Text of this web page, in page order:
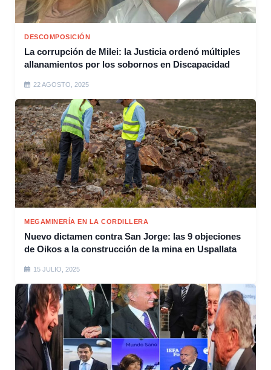
DESCOMPOSICIÓN
La corrupción de Milei: la Justicia ordenó múltiples
allanamientos por los sobornos en Discapacidad
22 AGOSTO, 2025
MEGAMINERÍA EN LA CORDILLERA
Nuevo dictamen contra San Jorge: las 9 objeciones
de Oikos a la construcción de la mina en Uspallata
15 JULIO, 2025